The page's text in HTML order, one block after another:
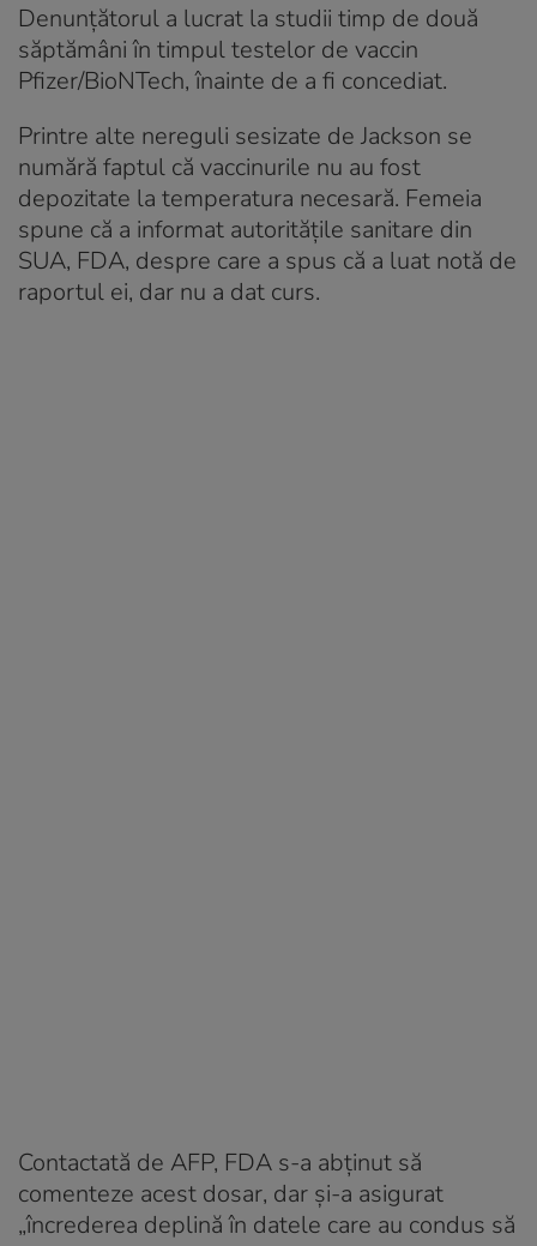
Denunțătorul a lucrat la studii timp de două
săptămâni în timpul testelor de vaccin
Pfizer/BioNTech, înainte de a fi concediat.
Printre alte nereguli sesizate de Jackson se
numără faptul că vaccinurile nu au fost
depozitate la temperatura necesară. Femeia
spune că a informat autoritățile sanitare din
SUA, FDA, despre care a spus că a luat notă de
raportul ei, dar nu a dat curs.
Contactată de AFP, FDA s-a abținut să
comenteze acest dosar, dar și-a asigurat
„încrederea deplină în datele care au condus să